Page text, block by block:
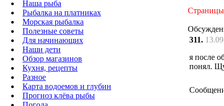
Наша рыба
Рыбалка на платниках
Морская рыбалка
Полезные советы
Для начинающих
Наши дети
Обзор магазинов
Кухня, рецепты
Разное
Карта водоемов и глубин
Прогноз клёва рыбы
311.
я после
понял.